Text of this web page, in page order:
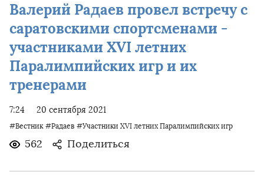
Валерий Радаев провел встречу с
саратовскими спортсменами -
участниками XVI летних
Паралимпийских игр и их
тренерами
7:24 20 сентября 2021
#Вестник #Радаев #Участники XVI летних Паралимпийских игр
562 Поделиться